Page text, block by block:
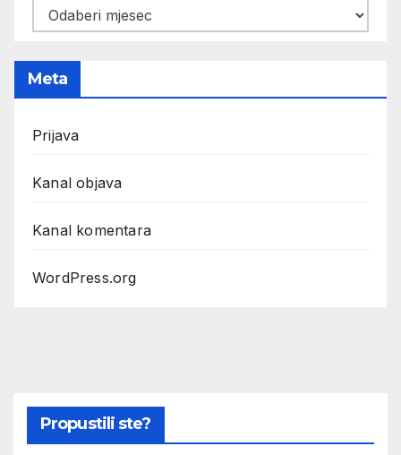
Arhiva
Meta
Prijava
Kanal objava
Kanal komentara
WordPress.org
Propustili ste?